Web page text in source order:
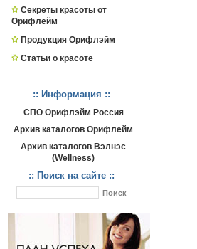
Секреты красоты от
Орифлейм
Продукция Орифлэйм
Статьи о красоте
:: Информация ::
СПО Орифлэйм Россия
Архив каталогов Орифлейм
Архив каталогов Вэлнэс
(Wellness)
:: Поиск на сайте ::